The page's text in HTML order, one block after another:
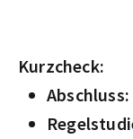
Kurzcheck:
Abschluss: